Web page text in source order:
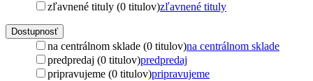
zľavnené tituly (0 titulov)zľavnené tituly
Dostupnosť
na centrálnom sklade (0 titulov)na centrálnom sklade
predpredaj (0 titulov)predpredaj
pripravujeme (0 titulov)pripravujeme